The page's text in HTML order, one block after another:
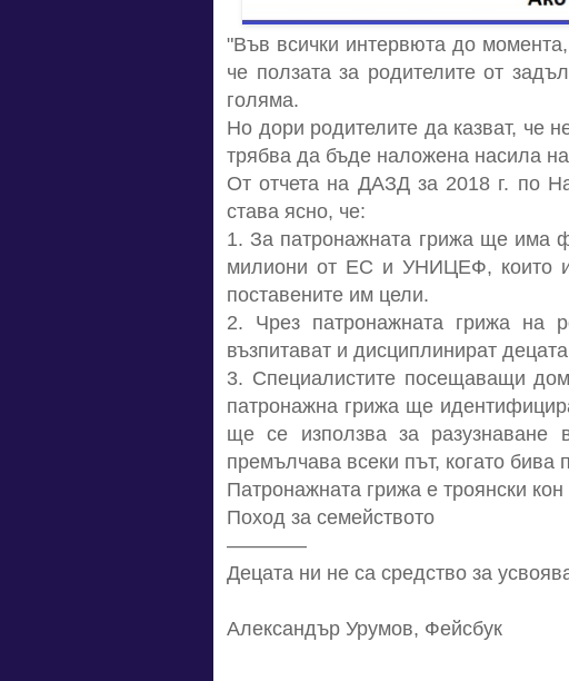
"Във всички интервюта до
че ползата за родителите от
голяма.
Но дори родителите да казват, че
трябва да бъде наложена насила
От отчета на ДАЗД за 2018 г. по
става ясно, че:
1. За патронажната грижа ще има
милиони от ЕС и УНИЦЕФ, които
поставените им цели.
2. Чрез патронажната грижа на
възпитават и дисциплинират
3. Специалистите посещаващи
патронажна грижа ще
ще се използва за разузнаване
премълчава всеки път, когато бива
Патронажната грижа е троянски
Поход за семейството
————
Децата ни не са средство за
Александър Урумов, Фейсбук